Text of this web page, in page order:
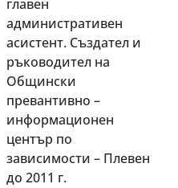
главен
административен
асистент. Създател и
ръководител на
Общински
превантивно –
информационен
център по
зависимости – Плевен
до 2011 г.